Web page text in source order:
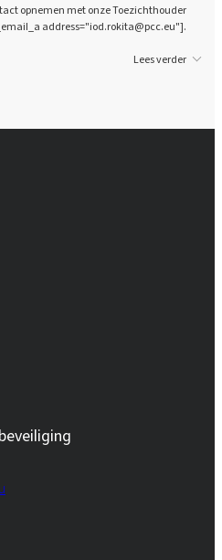
opnemen met onze Toezichthouder
address="iod.rokita@pcc.eu"].
Lees verder